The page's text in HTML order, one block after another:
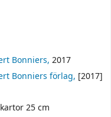
Bonniers, 2017
Bonniers förlag, [2017]
25 cm